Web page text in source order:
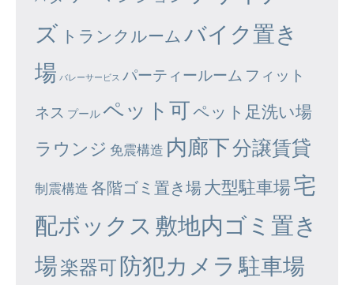
ズ トランクルーム バイク置き
場 バレーサービス パーティールーム フィット
ネス プール ペット可ペット足洗い場
ラウンジ 免震構造 内廊下分譲賃貸
制震構造 各階ゴミ置き場大型駐車場宅
配ボックス 敷地内ゴミ置き
場楽器可防犯カメラ 駐車場